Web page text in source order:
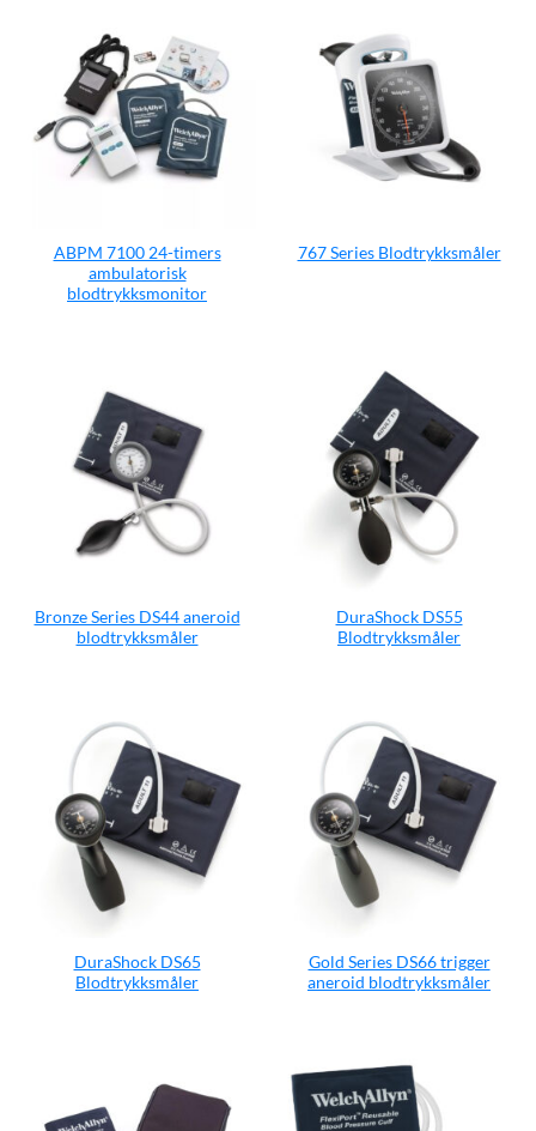
ABPM 7100 24-timers
ambulatorisk
blodtrykksmonitor
767 Series Blodtrykksmåler
Bronze Series DS44 aneroid
blodtrykksmåler
DuraShock DS55
Blodtrykksmåler
DuraShock DS65
Blodtrykksmåler
Gold Series DS66 trigger
aneroid blodtrykksmåler